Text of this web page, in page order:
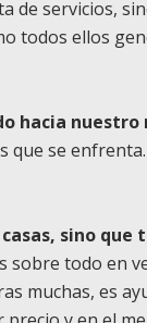
de servicios,
todos ellos
hacia nuestro
que se
sino que
sobre todo en
muchas, es